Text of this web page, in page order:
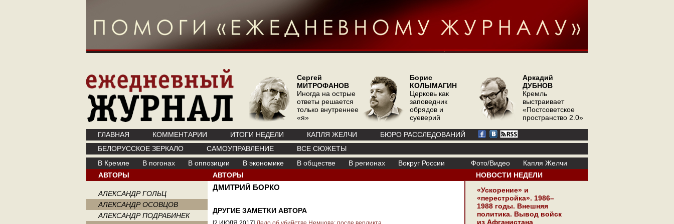
Сергей
МИТРОФАНОВ
Иногда на острые
ответы решается
только внутреннее
«я»
Борис
КОЛЫМАГИН
Церковь как
заповедник
обрядов и
суеверий
Аркадий
ДУБНОВ
Кремль
выстраивает
«Постсоветское
пространство 2.0»
ГЛАВНАЯ КОММЕНТАРИИ ИТОГИ НЕДЕЛИ КАПЛЯ ЖЕЛЧИ
БЮРО РАССЛЕДОВАНИЙ
БЕЛОРУССКОЕ ЗЕРКАЛО
САМОУПРАВЛЕНИЕ
ВСЕ СЮЖЕТЫ
В Кремле
В погонах В оппозиции В экономике В обществе В регионах Вокруг России Фото/Видео
Капля Желчи
АВТОРЫ
АЛЕКСАНДР ГОЛЬЦ
АЛЕКСАНДР ОСОВЦОВ
АЛЕКСАНДР ПОДРАБИНЕК
АВТОРЫ
ДМИТРИЙ БОРКО
ДРУГИЕ ЗАМЕТКИ АВТОРА
НОВОСТИ НЕДЕЛИ
«Ускорение» и
«перестройка». 1986–
1988 годы. Внешняя
политика. Вывод войск
из Афганистана